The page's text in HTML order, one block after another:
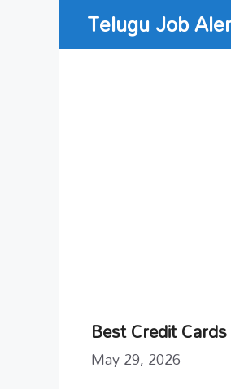
Telugu Job
Best Credit
May 29, 2026